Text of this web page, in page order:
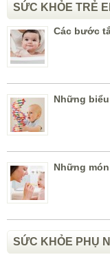
SỨC KHỎE TRẺ
Các bước
Những
Những
SỨC KHỎE PHỤ